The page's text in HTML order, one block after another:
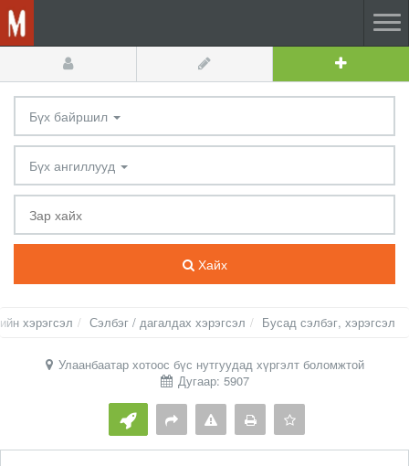
Бүх байршил
Бүх ангиллууд
Хайх
хэрэгсэл Сэлбэг / дагалдах хэрэгсэл Бусад сэлбэг, хэрэгсэл
Улаанбаатар хотоос бүс нутгуудад хүргэлт боломжтой
Дугаар: 5907